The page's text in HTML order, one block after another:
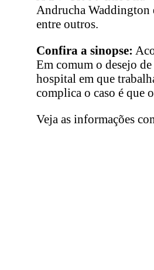
Andrucha Waddington
entre outros.
Confira a sinopse:
Em comum o desejo
hospital em que
complica o caso é que
Veja as informações